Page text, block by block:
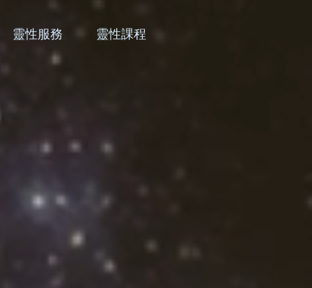
靈性服務 靈性課程